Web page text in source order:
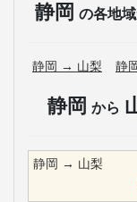
静岡 の各地
静岡 → 山梨 静
静岡 から
静岡 → 山梨